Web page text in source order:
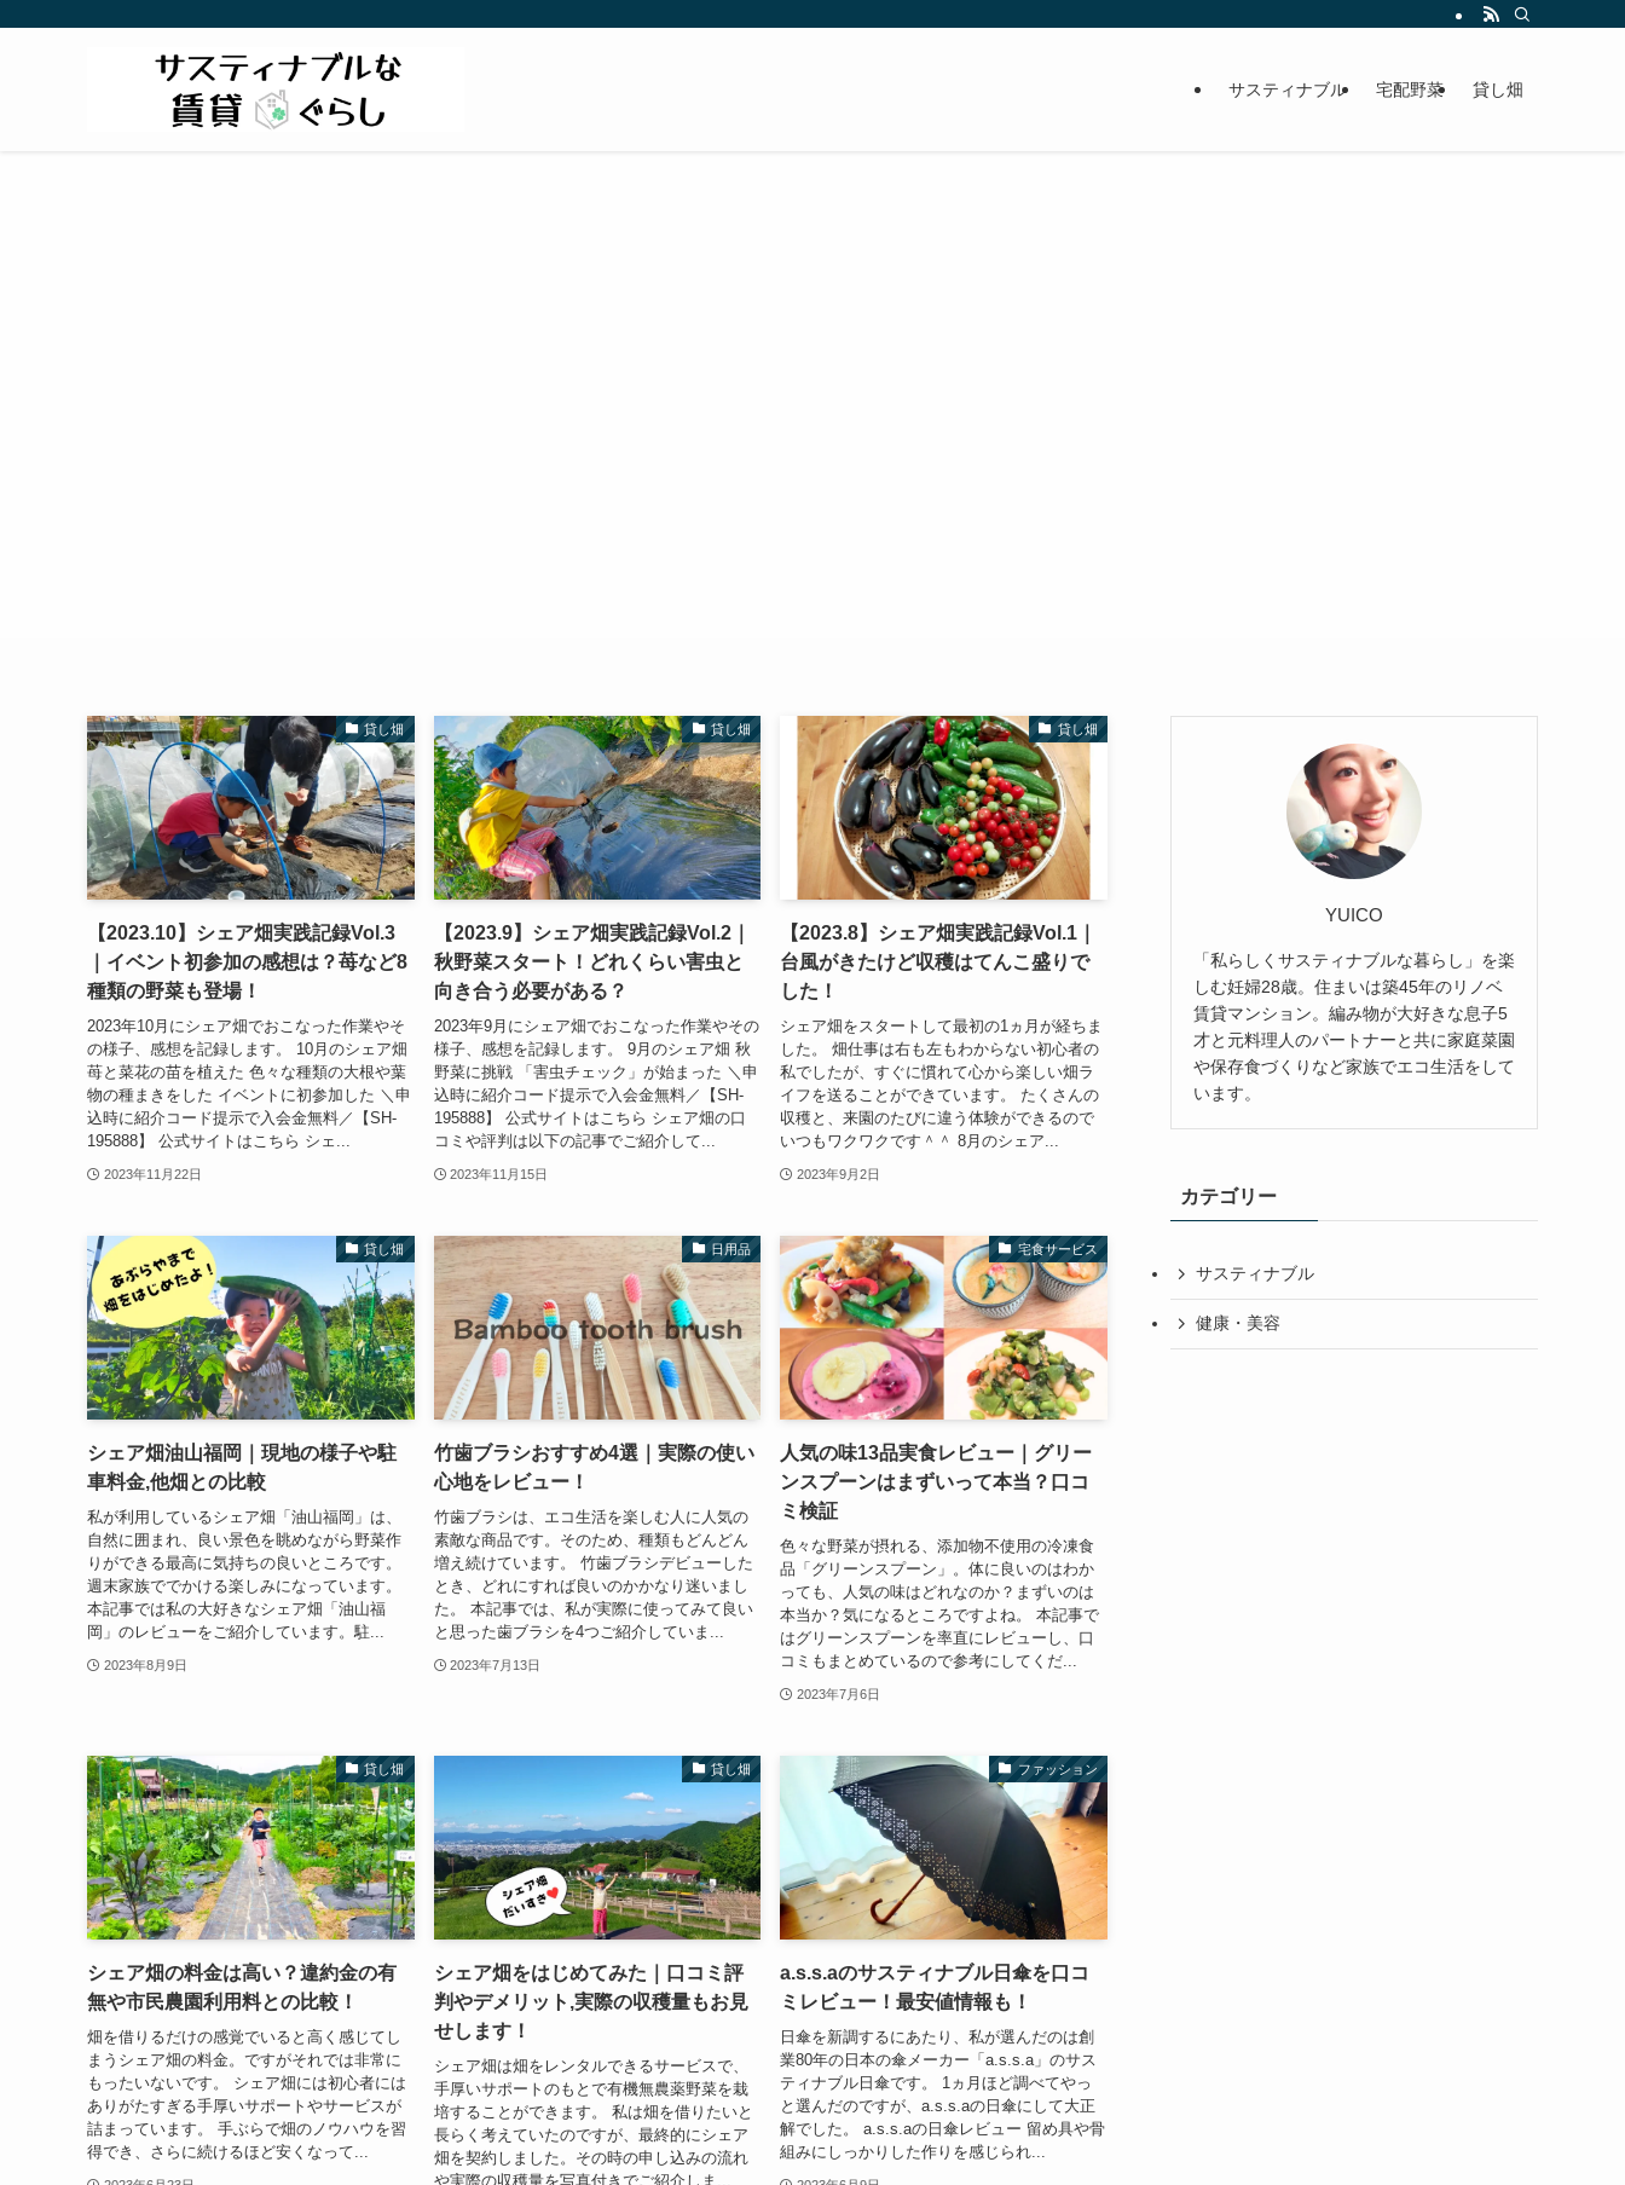
サスティナブル 宅配野菜 貸し畑
貸し畑
【2023.10】シェア畑実践記録Vol.3
｜イベント初参加の感想は？苺など8
種類の野菜も登場！
2023年10月にシェア畑でおこなった作業やそ
の様子、感想を記録します。 10月のシェア畑
苺と菜花の苗を植えた 色々な種類の大根や葉
物の種まきをした イベントに初参加した ＼申
込時に紹介コード提示で入会金無料／【SH-
195888】 公式サイトはこちら シェ...
2023年11月22日
貸し畑
【2023.9】シェア畑実践記録Vol.2｜
秋野菜スタート！どれくらい害虫と
向き合う必要がある？
2023年9月にシェア畑でおこなった作業やその
様子、感想を記録します。 9月のシェア畑 秋
野菜に挑戦 「害虫チェック」が始まった ＼申
込時に紹介コード提示で入会金無料／【SH-
195888】 公式サイトはこちら シェア畑の口
コミや評判は以下の記事でご紹介して...
2023年11月15日
貸し畑
【2023.8】シェア畑実践記録Vol.1｜
台風がきたけど収穫はてんこ盛りで
した！
シェア畑をスタートして最初の1ヵ月が経ちま
した。 畑仕事は右も左もわからない初心者の
私でしたが、すぐに慣れて心から楽しい畑ラ
イフを送ることができています。 たくさんの
収穫と、来園のたびに違う体験ができるので
いつもワクワクです＾＾ 8月のシェア...
2023年9月2日
貸し畑
シェア畑油山福岡｜現地の様子や駐
車料金,他畑との比較
私が利用しているシェア畑「油山福岡」は、
自然に囲まれ、良い景色を眺めながら野菜作
りができる最高に気持ちの良いところです。
週末家族ででかける楽しみになっています。
本記事では私の大好きなシェア畑「油山福
岡」のレビューをご紹介しています。駐...
2023年8月9日
日用品
竹歯ブラシおすすめ4選｜実際の使い
心地をレビュー！
竹歯ブラシは、エコ生活を楽しむ人に人気の
素敵な商品です。そのため、種類もどんどん
増え続けています。 竹歯ブラシデビューした
とき、どれにすれば良いのかかなり迷いまし
た。 本記事では、私が実際に使ってみて良い
と思った歯ブラシを4つご紹介していま...
2023年7月13日
宅食サービス
人気の味13品実食レビュー｜グリー
ンスプーンはまずいって本当？口コ
ミ検証
色々な野菜が摂れる、添加物不使用の冷凍食
品「グリーンスプーン」。体に良いのはわか
っても、人気の味はどれなのか？まずいのは
本当か？気になるところですよね。 本記事で
はグリーンスプーンを率直にレビューし、口
コミもまとめているので参考にしてくだ...
2023年7月6日
貸し畑
シェア畑の料金は高い？違約金の有
無や市民農園利用料との比較！
畑を借りるだけの感覚でいると高く感じてし
まうシェア畑の料金。ですがそれでは非常に
もったいないです。 シェア畑には初心者には
ありがたすぎる手厚いサポートやサービスが
詰まっています。 手ぶらで畑のノウハウを習
得でき、さらに続けるほど安くなって...
貸し畑
シェア畑をはじめてみた｜口コミ評
判やデメリット,実際の収穫量もお見
せします！
シェア畑は畑をレンタルできるサービスで、
手厚いサポートのもとで有機無農薬野菜を栽
培することができます。 私は畑を借りたいと
長らく考えていたのですが、最終的にシェア
畑を契約しました。その時の申し込みの流れ
や実際の収穫量を写真付きでご紹介しま...
ファッション
a.s.s.aのサスティナブル日傘を口コ
ミレビュー！最安値情報も！
日傘を新調するにあたり、私が選んだのは創
業80年の日本の傘メーカー「a.s.s.a」のサス
ティナブル日傘です。 1ヵ月ほど調べてやっ
と選んだのですが、a.s.s.aの日傘にして大正
解でした。 a.s.s.aの日傘レビュー 留め具や骨
組みにしっかりした作りを感じられ...
YUICO
「私らしくサスティナブルな暮らし」を楽
しむ妊婦28歳。住まいは築45年のリノベ
賃貸マンション。編み物が大好きな息子5
才と元料理人のパートナーと共に家庭菜園
や保存食づくりなど家族でエコ生活をして
います。
カテゴリー
サスティナブル
健康・美容